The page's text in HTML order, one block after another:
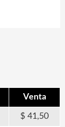
Venta
41,50